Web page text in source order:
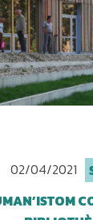
02/04/2021